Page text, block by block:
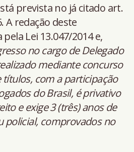
prevista no já citado art.
A redação deste
Lei 13.047/2014 e,
no cargo de Delegado
mediante concurso
com a participação
do Brasil, é privativo
e exige 3 (três) anos de
policial, comprovados no